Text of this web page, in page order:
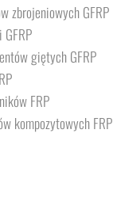
zbrojeniowych GFRP
giętych GFRP
FRP
kompozytowych FRP